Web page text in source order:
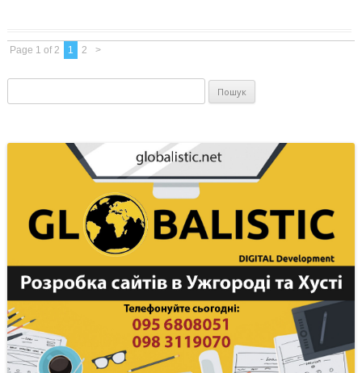
Page 1 of 2 1 2 >